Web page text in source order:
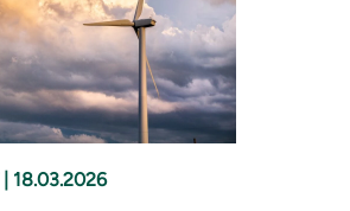
18.03.2026